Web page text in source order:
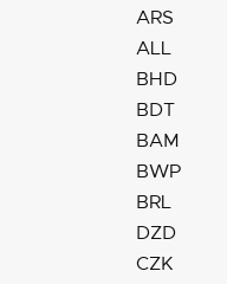
ARS
ALL
BHD
BDT
BAM
BWP
BRL
DZD
CZK